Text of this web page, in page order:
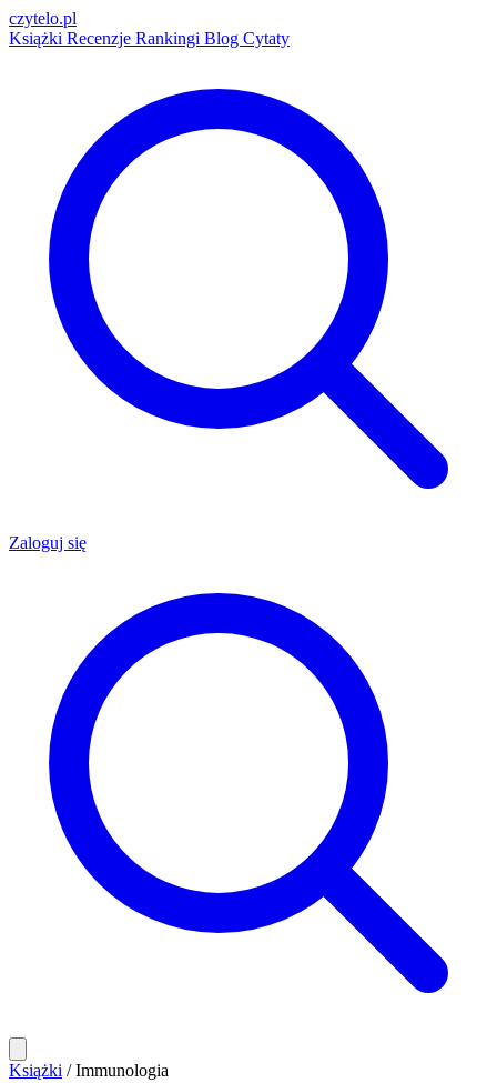
czytelo.pl
Książki Recenzje Rankingi Blog Cytaty
Zaloguj się
Książki / Immunologia